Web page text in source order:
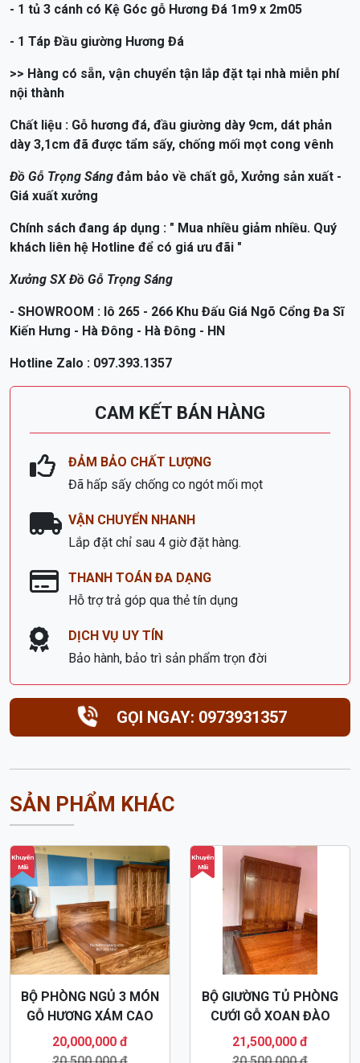
- 1 tủ 3 cánh có Kệ Góc gỗ Hương Đá 1m9 x 2m05
- 1 Táp Đầu giường Hương Đá
>> Hàng có sẵn, vận chuyển tận lắp đặt tại nhà miễn phí
nội thành
Chất liệu : Gỗ hương đá, đầu giường dày 9cm, dát phản
dày 3,1cm đã được tẩm sấy, chống mối mọt cong vênh
Đồ Gỗ Trọng Sáng đảm bảo về chất gỗ, Xưởng sản xuất -
Giá xuất xưởng
Chính sách đang áp dụng : " Mua nhiều giảm nhiều. Quý
khách liên hệ Hotline để có giá ưu đãi "
Xưởng SX Đồ Gỗ Trọng Sáng
- SHOWROOM : lô 265 - 266 Khu Đấu Giá Ngõ Cổng Đa Sĩ
Kiến Hưng - Hà Đông - Hà Đông - HN
Hotline Zalo : 097.393.1357
CAM KẾT BÁN HÀNG
ĐẢM BẢO CHẤT LƯỢNG
Đã hấp sấy chống co ngót mối mọt
VẬN CHUYỂN NHANH
Lắp đặt chỉ sau 4 giờ đặt hàng.
THANH TOÁN ĐA DẠNG
Hỗ trợ trả góp qua thẻ tín dụng
DỊCH VỤ UY TÍN
Bảo hành, bảo trì sản phẩm trọn đời
GỌI NGAY: 0973931357
SẢN PHẨM KHÁC
Khuyến
Mãi
BỘ PHÒNG NGỦ 3 MÓN
GỖ HƯƠNG XÁM CAO
CẤP GN02
20,000,000 đ
Khuyến
Mãi
BỘ GIƯỜNG TỦ PHÒNG
CƯỚI GỖ XOAN ĐÀO
HIỆN ĐẠI GN71
21,500,000 đ